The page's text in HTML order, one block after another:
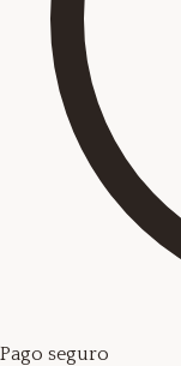
Pago seguro